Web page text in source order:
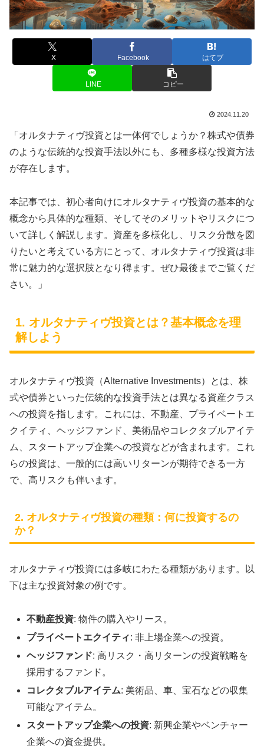
X Facebook はてブ
LINE コピー
2024.11.20
「オルタナティヴ投資とは一体何でしょうか？株式や債券
のような伝統的な投資手法以外にも、多種多様な投資方法
が存在します。
本記事では、初心者向けにオルタナティヴ投資の基本的な
概念から具体的な種類、そしてそのメリットやリスクにつ
いて詳しく解説します。資産を多様化し、リスク分散を図
りたいと考えている方にとって、オルタナティヴ投資は非
常に魅力的な選択肢となり得ます。ぜひ最後までご覧くだ
さい。」
1. オルタナティヴ投資とは？基本概念を理
解しよう
オルタナティヴ投資（Alternative Investments）とは、株
式や債券といった伝統的な投資手法とは異なる資産クラス
への投資を指します。これには、不動産、プライベートエ
クイティ、ヘッジファンド、美術品やコレクタブルアイテ
ム、スタートアップ企業への投資などが含まれます。これ
らの投資は、一般的には高いリターンが期待できる一方
で、高リスクも伴います。
2. オルタナティヴ投資の種類：何に投資するの
か？
オルタナティヴ投資には多岐にわたる種類があります。以
下は主な投資対象の例です。
不動産投資: 物件の購入やリース。
プライベートエクイティ: 非上場企業への投資。
ヘッジファンド: 高リスク・高リターンの投資戦略を
採用するファンド。
コレクタブルアイテム: 美術品、車、宝石などの収集
可能なアイテム。
スタートアップ企業への投資: 新興企業やベンチャー
企業への資金提供。